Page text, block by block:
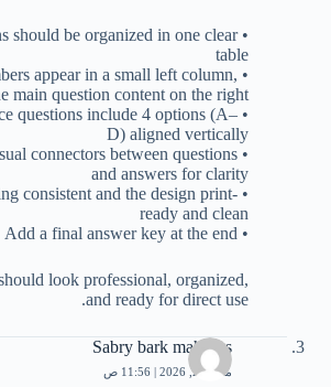
should be organized in one clear
table
appear in a small left column,
main question content on the right
questions include 4 options (A–
D) aligned vertically
connectors between questions
and answers for clarity
consistent and the design print-
ready and clean
• Add a final answer key at the end
look professional, organized,
and ready for direct use.
Sabry bark mahroos
مارس 2, 2026 | 11:56 ص